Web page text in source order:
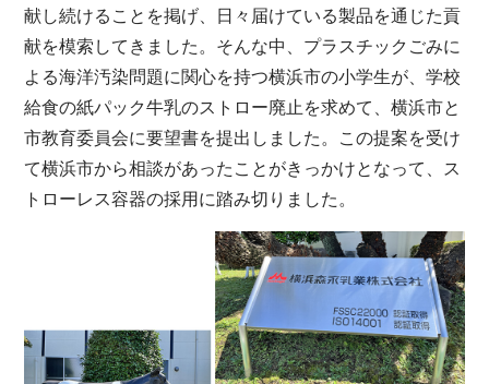
献し続けることを掲げ、日々届けている製品を通じた貢
献を模索してきました。そんな中、プラスチックごみに
よる海洋汚染問題に関心を持つ横浜市の小学生が、学校
給食の紙パック牛乳のストロー廃止を求めて、横浜市と
市教育委員会に要望書を提出しました。この提案を受け
て横浜市から相談があったことがきっかけとなって、ス
トローレス容器の採用に踏み切りました。